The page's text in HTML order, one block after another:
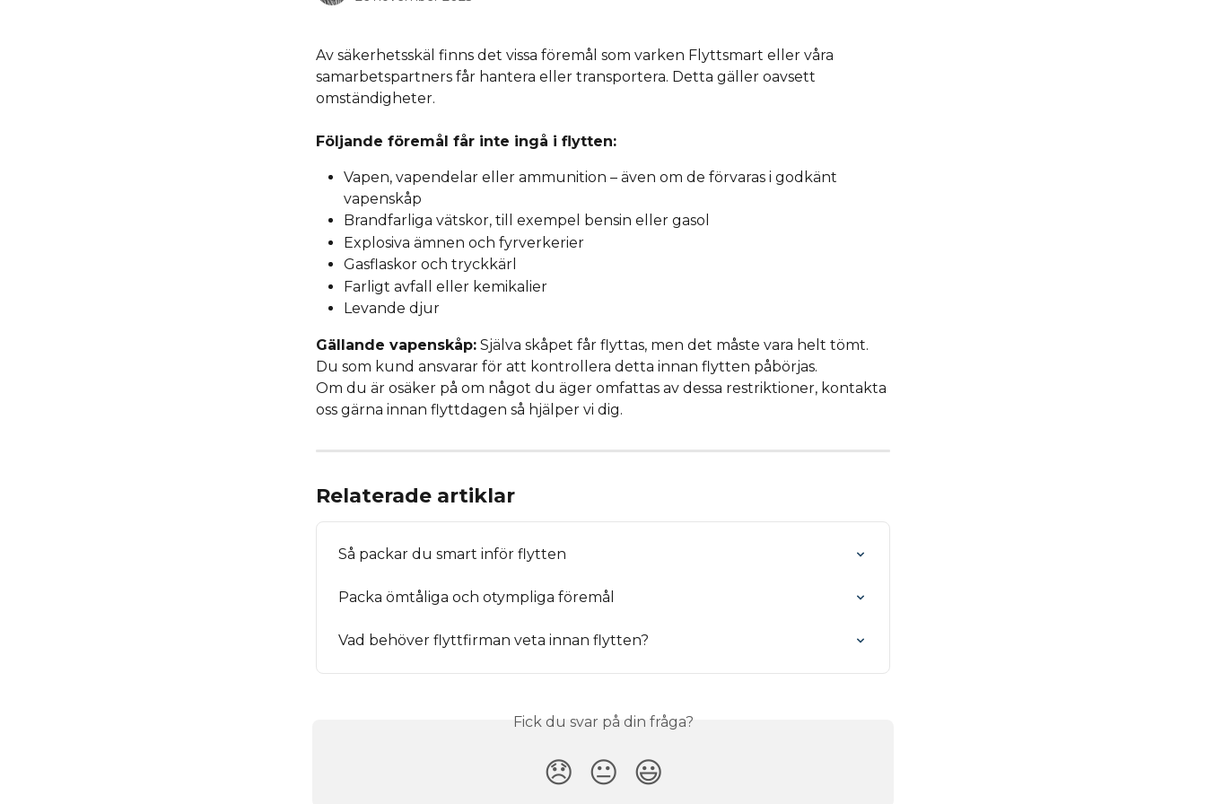
Av säkerhetsskäl finns det vissa föremål som varken Flyttsmart eller våra
samarbetspartners får hantera eller transportera. Detta gäller oavsett
omständigheter.
Följande föremål får inte ingå i flytten:
Vapen, vapendelar eller ammunition – även om de förvaras i godkänt
vapenskåp
Brandfarliga vätskor, till exempel bensin eller gasol
Explosiva ämnen och fyrverkerier
Gasflaskor och tryckkärl
Farligt avfall eller kemikalier
Levande djur
Gällande vapenskåp: Själva skåpet får flyttas, men det måste vara helt tömt.
Du som kund ansvarar för att kontrollera detta innan flytten påbörjas.
Om du är osäker på om något du äger omfattas av dessa restriktioner, kontakta
oss gärna innan flyttdagen så hjälper vi dig.
Relaterade artiklar
Så packar du smart inför flytten
Packa ömtåliga och otympliga föremål
Vad behöver flyttfirman veta innan flytten?
Fick du svar på din fråga?
😞 😐 😃